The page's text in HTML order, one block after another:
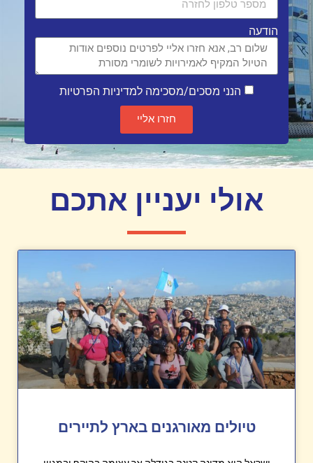
הודעה
הנני מסכים/מסכימה למדיניות הפרטיות
חזרו אליי
אולי יעניין אתכם
טיולים מאורגנים בארץ לתיירים